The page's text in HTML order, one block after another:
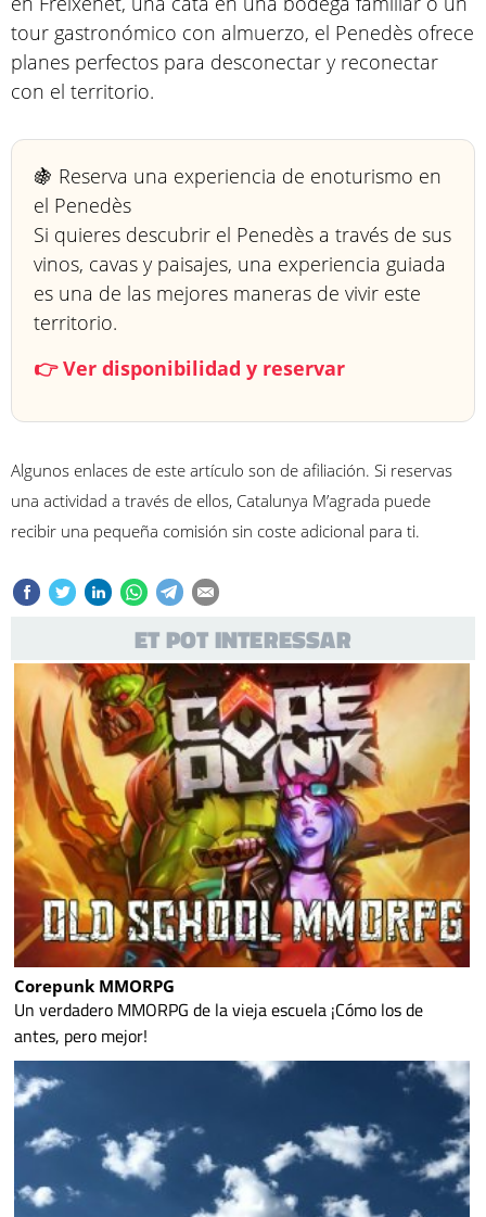
tour gastronómico con almuerzo, el Penedès ofrece
planes perfectos para desconectar y reconectar
con el territorio.
🍇 Reserva una experiencia de enoturismo en
el Penedès
Si quieres descubrir el Penedès a través de sus
vinos, cavas y paisajes, una experiencia guiada
es una de las mejores maneras de vivir este
territorio.
👉 Ver disponibilidad y reservar
Algunos enlaces de este artículo son de afiliación. Si reservas
una actividad a través de ellos, Catalunya M’agrada puede
recibir una pequeña comisión sin coste adicional para ti.
ET POT INTERESSAR
Corepunk MMORPG
Un verdadero MMORPG de la vieja escuela ¡Cómo los de
antes, pero mejor!